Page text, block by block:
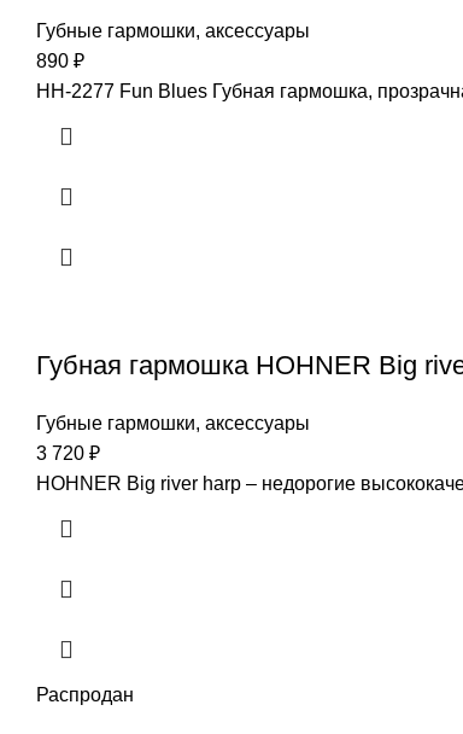
Губные гармошки, аксессуары
890 ₽
HH-2277 Fun Blues Губная гармошка,
Губная гармошка HOHNER Big
Губные гармошки, аксессуары
3 720 ₽
HOHNER Big river harp – недорогие
Распродан